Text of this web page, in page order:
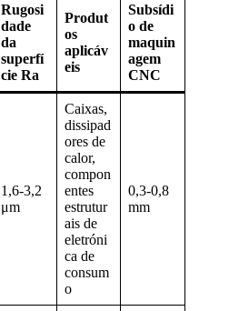
Rugosi
dade
da
superfí
cie Ra
Produt
os
aplicáv
eis
Subsídi
o de
maquin
agem
CNC
1,6-3,2
μm
Caixas,
dissipad
ores de
calor,
compon
entes
estrutur
ais de
eletróni
ca de
consum
o
0,3-0,8
mm